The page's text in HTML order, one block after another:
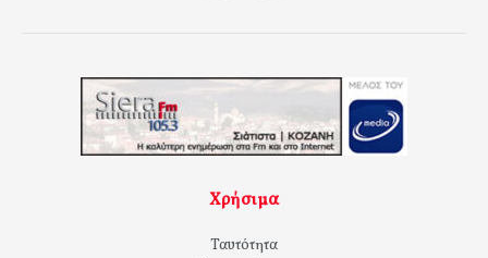
Χρήσιμα
Ταυτότητα